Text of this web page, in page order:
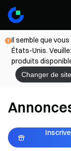
Il semble que
États-Unis.
produits
Changer de site